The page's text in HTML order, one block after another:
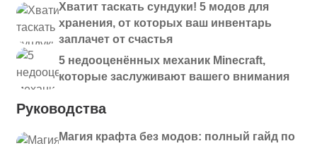
Хватит таскать сундуки! 5 модов для
хранения, от которых ваш инвентарь
заплачет от счастья
5 недооценённых механик Minecraft,
которые заслуживают вашего внимания
Руководства
Магия крафта без модов: полный гайд по